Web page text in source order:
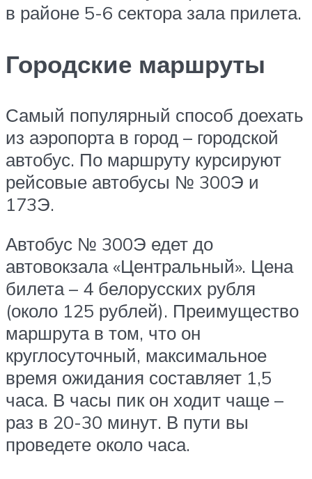
в районе 5-6 сектора зала прилета.
Городские маршруты
Самый популярный способ доехать
из аэропорта в город – городской
автобус. По маршруту курсируют
рейсовые автобусы № 300Э и
173Э.
Автобус № 300Э едет до
автовокзала «Центральный». Цена
билета – 4 белорусских рубля
(около 125 рублей). Преимущество
маршрута в том, что он
круглосуточный, максимальное
время ожидания составляет 1,5
часа. В часы пик он ходит чаще –
раз в 20-30 минут. В пути вы
проведете около часа.